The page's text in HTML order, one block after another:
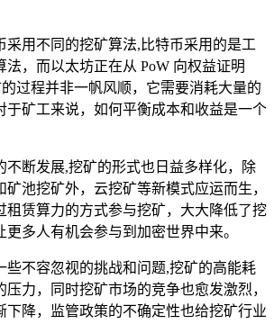
采用不同的挖矿算法,比特币采用的是工
法，而以太坊正在从 PoW 向权益证明
的过程并非一帆风顺，它需要消耗大量的
于矿工来说，如何平衡成本和收益是一个
不断发展,挖矿的形式也日益多样化，除
池挖矿外，云挖矿等新模式应运而生，
租赁算力的方式参与挖矿，大大降低了挖
多人有机会参与到加密世界中来。
些不容忽视的挑战和问题,挖矿的高能耗
力，同时挖矿市场的竞争也愈发激烈，
下降，监管政策的不确定性也给挖矿行业